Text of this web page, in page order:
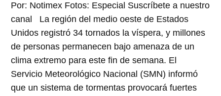
Por: Notimex Fotos: Especial Suscríbete a nuestro
canal La región del medio oeste de Estados
Unidos registró 34 tornados la víspera, y millones
de personas permanecen bajo amenaza de un
clima extremo para este fin de semana. El
Servicio Meteorológico Nacional (SMN) informó
que un sistema de tormentas provocará fuertes